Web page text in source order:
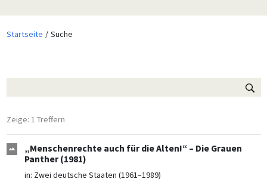
Startseite Suche
Zeige: 1 Treffern
„Menschenrechte auch für die Alten!“ – Die Grauen
Panther (1981)
in: Zwei deutsche Staaten (1961–1989)